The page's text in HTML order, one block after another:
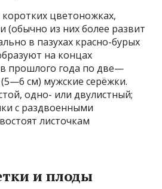
цветоножках,
(обычно из них более развит
в пазухах красно-бурых
на концах
прошлого года по две—
см) мужские серёжки.
одно- или двулистный;
с раздвоенными
листочкам
и плоды